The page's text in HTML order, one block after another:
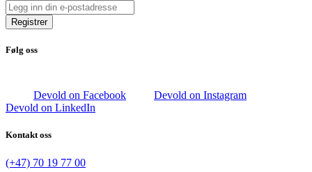
Registrer
Følg oss
Devold on Facebook
Devold on Instagram
Devold on LinkedIn
Kontakt oss
(+47) 70 19 77 00